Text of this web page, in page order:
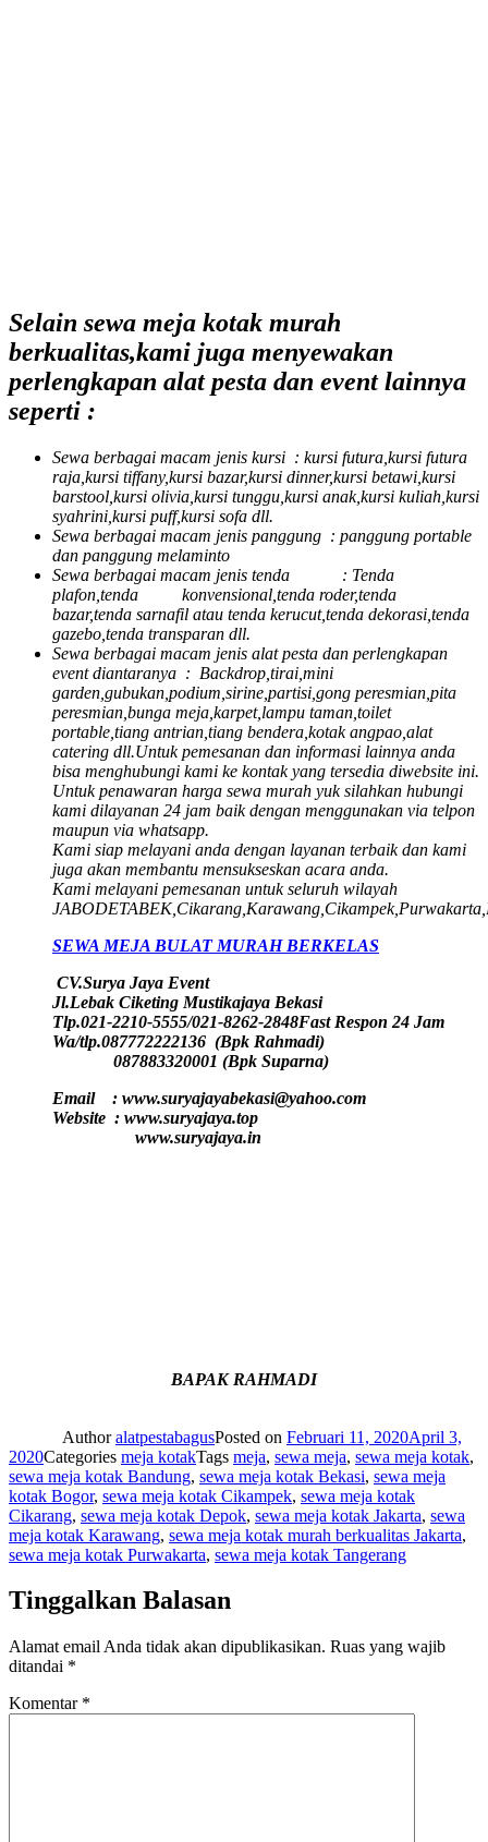
Selain sewa meja kotak murah
berkualitas,kami juga menyewakan
perlengkapan alat pesta dan event lainnya
seperti :
Sewa berbagai macam jenis kursi : kursi futura,kursi futura
raja,kursi tiffany,kursi bazar,kursi dinner,kursi betawi,kursi
barstool,kursi olivia,kursi tunggu,kursi anak,kursi kuliah,kursi
syahrini,kursi puff,kursi sofa dll.
Sewa berbagai macam jenis panggung : panggung portable
dan panggung melaminto
Sewa berbagai macam jenis tenda : Tenda
plafon,tenda konvensional,tenda roder,tenda
bazar,tenda sarnafil atau tenda kerucut,tenda dekorasi,tenda
gazebo,tenda transparan dll.
Sewa berbagai macam jenis alat pesta dan perlengkapan
event diantaranya : Backdrop,tirai,mini
garden,gubukan,podium,sirine,partisi,gong peresmian,pita
peresmian,bunga meja,karpet,lampu taman,toilet
portable,tiang antrian,tiang bendera,kotak angpao,alat
catering dll.Untuk pemesanan dan informasi lainnya anda
bisa menghubungi kami ke kontak yang tersedia diwebsite ini.
Untuk penawaran harga sewa murah yuk silahkan hubungi
kami dilayanan 24 jam baik dengan menggunakan via telpon
maupun via whatsapp.
Kami siap melayani anda dengan layanan terbaik dan kami
juga akan membantu mensukseskan acara anda.
Kami melayani pemesanan untuk seluruh wilayah
SEWA MEJA BULAT MURAH BERKELAS
CV.Surya Jaya Event
Jl.Lebak Ciketing Mustikajaya Bekasi
Tlp.021-2210-5555/021-8262-2848Fast Respon 24 Jam
Wa/tlp.087772222136 (Bpk Rahmadi)
087883320001 (Bpk Suparna)
Email : www.suryajayabekasi@yahoo.com
Website : www.suryajaya.top
www.suryajaya.in
BAPAK RAHMADI
AuthoralatpestabagusPosted on Februari 11, 2020April 3,
2020Categories meja kotakTags meja, sewa meja, sewa meja kotak,
sewa meja kotak Bandung, sewa meja kotak Bekasi, sewa meja
kotak Bogor, sewa meja kotak Cikampek, sewa meja kotak
Cikarang, sewa meja kotak Depok, sewa meja kotak Jakarta, sewa
meja kotak Karawang, sewa meja kotak murah berkualitas Jakarta,
sewa meja kotak Purwakarta, sewa meja kotak Tangerang
Tinggalkan Balasan
Alamat email Anda tidak akan dipublikasikan. Ruas yang wajib
ditandai *
Komentar *